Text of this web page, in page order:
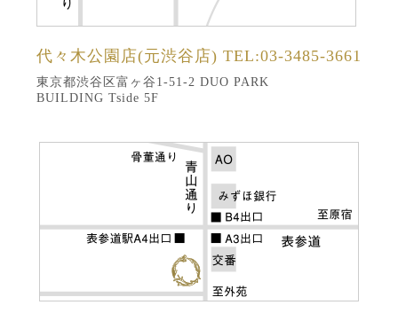
代々木公園店(元渋谷店) TEL:03-3485-3661
東京都渋谷区富ヶ谷1-51-2 DUO PARK
BUILDING Tside 5F